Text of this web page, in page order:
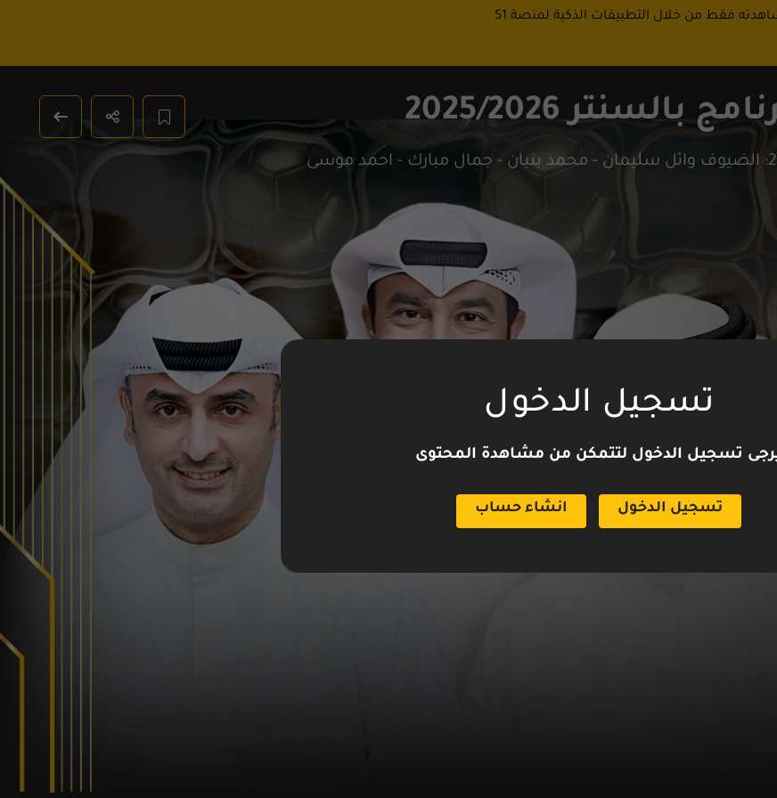
بالسنتر 2025/2026
فقط من خلال التطبيقات الذكية لمنصة 51
تسجيل الدخول
تسجيل الدخول لتتمكن من مشاهدة المحتوى
تسجيل الدخول انشاء حساب